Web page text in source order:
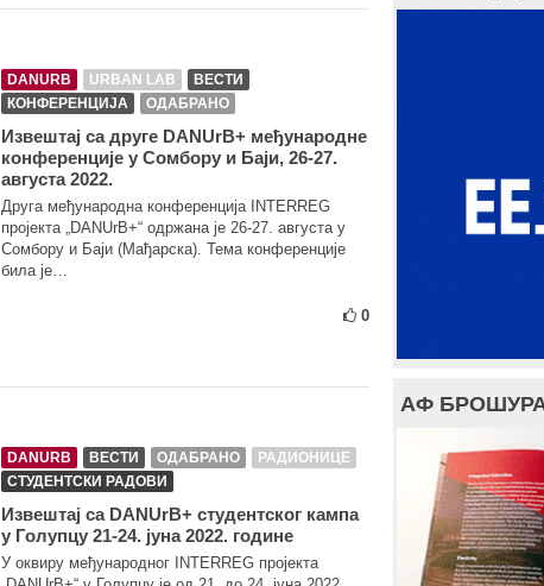
DANURB URBAN LAB
ВЕСТИ
КОНФЕРЕНЦИЈА
ОДАБРАНО
Извештај са друге DANUrB+ међународне
конференције у Сомбору и Баји, 26-27.
августа 2022.
Друга међународна конференција INTERREG
пројекта „DANUrB+“ одржана је 26-27. августа у
Сомбору и Баји (Мађарска). Тема конференције
била је…
0
DANURB ВЕСТИ ОДАБРАНО
РАДИОНИЦЕ
СТУДЕНТСКИ РАДОВИ
Извештај са DANUrB+ студентског кампа
у Голупцу 21-24. јуна 2022. године
У оквиру међународног INTERREG пројекта
АФ